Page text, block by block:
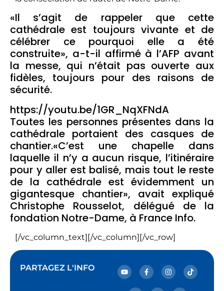
«Il s’agit de rappeler que cette
cathédrale est toujours vivante et de
célébrer ce pourquoi elle a été
construite», a-t-il affirmé à l’AFP avant
la messe, qui n’était pas ouverte aux
fidèles, toujours pour des raisons de
sécurité.
https://youtu.be/1GR_NqXFNdA
Toutes les personnes présentes dans la
cathédrale portaient des casques de
chantier.«C’est une chapelle dans
laquelle il n’y a aucun risque, l’itinéraire
pour y aller est balisé, mais tout le reste
de la cathédrale est évidemment un
gigantesque chantier», avait expliqué
Christophe Rousselot, délégué de la
fondation Notre-Dame, à France Info.
[/vc_column_text][/vc_column][/vc_row]
PARTAGEZ L'INFO